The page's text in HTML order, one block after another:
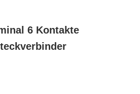
6 Kontakte